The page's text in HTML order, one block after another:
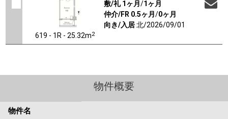
619 - 1R - 25.32m2
敷/礼 1ヶ月 /1ヶ月
仲介/FR 0.5ヶ月 /0ヶ月
向き/入居北/2026/09/01
物件概要
物件名